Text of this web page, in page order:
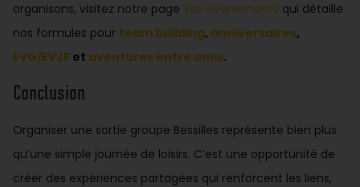
organisons, visitez notre page Vos événements qui détaille
nos formules pour team building, anniversaires,
EVG/EVJF et aventures entre amis.
Conclusion
Organiser une sortie groupe Bessilles représente bien plus
qu’une simple journée de loisirs. C’est une opportunité de
créer des expériences partagées qui renforcent les liens,